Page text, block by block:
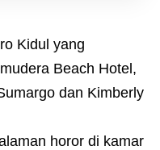
Kidul yang
Beach Hotel,
dan Kimberly
horor di kamar